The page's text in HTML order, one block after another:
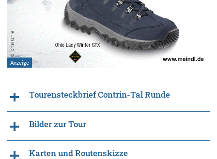
Tourensteckbrief Contrin-Tal Runde
Bilder zur Tour
Karten und Routenskizze